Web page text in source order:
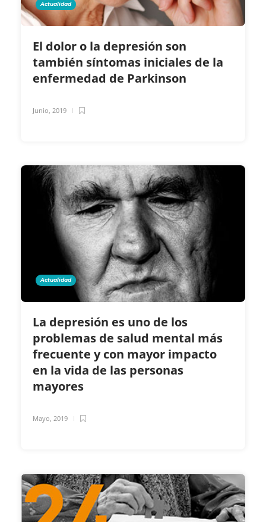
Actualidad
El dolor o la depresión son
también síntomas iniciales de la
enfermedad de Parkinson
Junio, 2019
Actualidad
La depresión es uno de los
problemas de salud mental más
frecuente y con mayor impacto
en la vida de las personas
mayores
Mayo, 2019